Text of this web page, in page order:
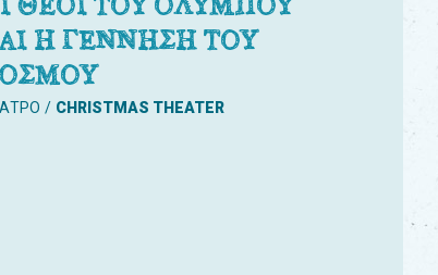
Η ΓΕΝΝΗΣΗ ΤΟΥ
CHRISTMAS THEATER